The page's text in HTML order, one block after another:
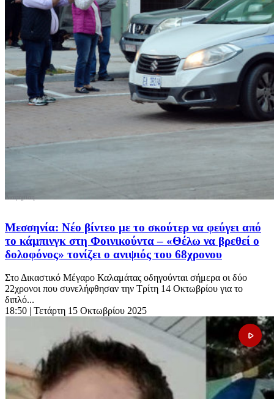
Μεσσηνία: Νέο βίντεο με το σκούτερ να φεύγει από
το κάμπινγκ στη Φοινικούντα – «Θέλω να βρεθεί ο
δολοφόνος» τονίζει ο ανιψιός του 68χρονου
Στο Δικαστικό Μέγαρο Καλαμάτας οδηγούνται σήμερα οι δύο
22χρονοι που συνελήφθησαν την Τρίτη 14 Οκτωβρίου για το
διπλό...
18:50 | Τετάρτη 15 Οκτωβρίου 2025